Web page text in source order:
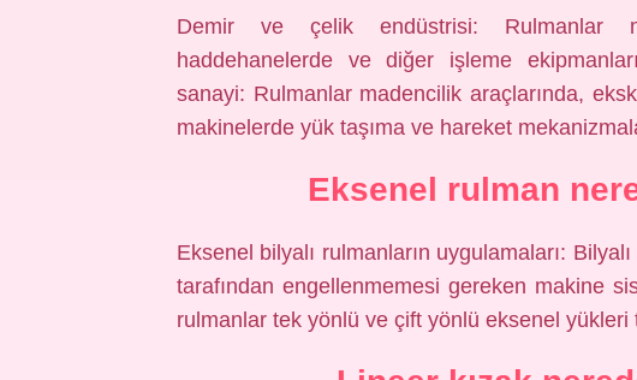
Demir ve çelik endüstrisi: Rulmanlar
haddehanelerde ve diğer işleme
sanayi: Rulmanlar madencilik araçlarında,
makinelerde yük taşıma ve hareket
Eksenel rulman
Eksenel bilyalı rulmanların uygulamaları:
tarafından engellenmemesi gereken makine
rulmanlar tek yönlü ve çift yönlü eksenel yükleri